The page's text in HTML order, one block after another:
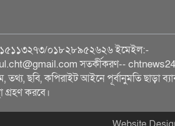
০১৮২৮৯৫২৬২৬ ইমেইল:-
সতর্কীকরণ--
তথ্য, ছবি, কপিরাইট আইনে পূর্বানুমতি ছাড়া
গ্রহণ করবে।